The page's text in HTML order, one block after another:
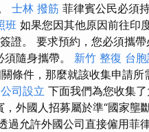
士林 撥筋 菲律賓公民必須
班 如果您因其他原因前往印
證。 要求預約，您必須攜帶
隨身攜帶。 新竹 整復 台
條件，那麼就該收集申請所
公司設立 下面我們為您收集
，外國人招募屬於準“國家壟
過允許外國公司直接僱用菲